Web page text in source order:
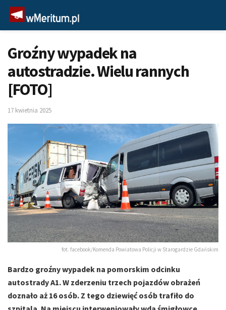
Groźny wypadek na
autostradzie. Wielu rannych
[FOTO]
17 kwietnia 2025
fot. facebook/Komenda Powiatowa Policji w Starogardzie Gdańskim
Bardzo groźny wypadek na pomorskim odcinku
autostrady A1. W zderzeniu trzech pojazdów obrażeń
doznało aż 16 osób. Z tego dziewięć osób trafiło do